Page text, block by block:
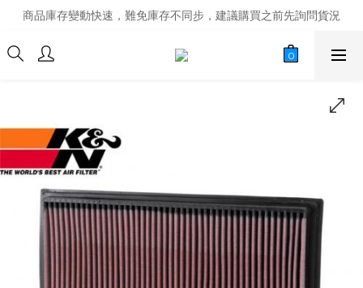
商品庫存變動快速，難免庫存不同步，建議購買之前先詢問貨況
商品庫存變動快速，難免庫存不同步，建議購買之前先詢問貨況
經營超過20年的改裝老字號，安全有保障